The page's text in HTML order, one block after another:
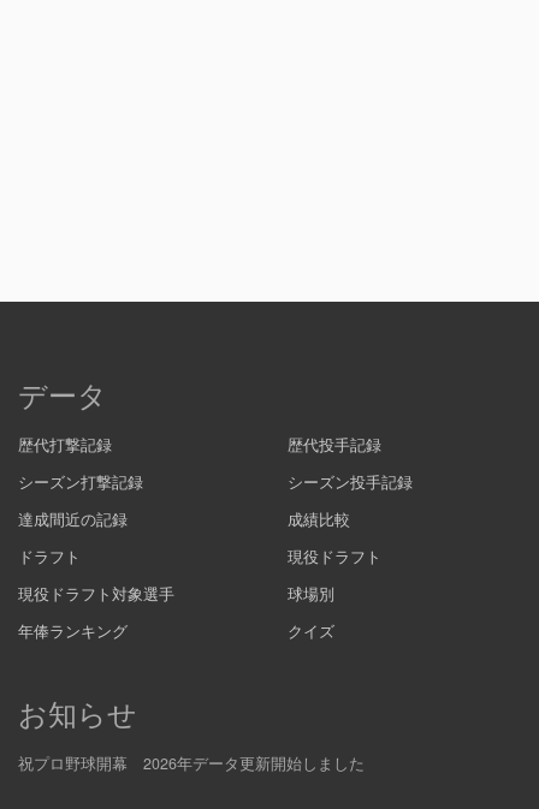
データ
歴代打撃記録
歴代投手記録
シーズン打撃記録
シーズン投手記録
達成間近の記録
成績比較
ドラフト
現役ドラフト
現役ドラフト対象選手
球場別
年俸ランキング
クイズ
お知らせ
祝プロ野球開幕 2026年データ更新開始しました